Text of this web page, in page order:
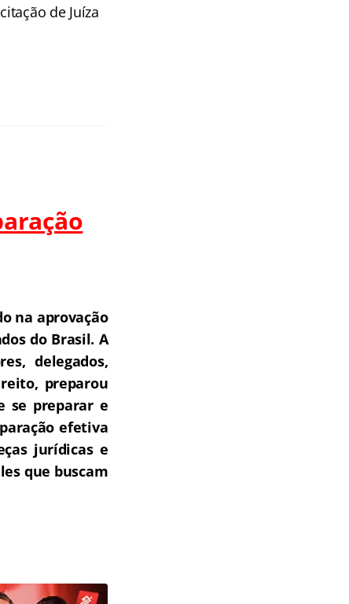
de Juíza
na aprovação
do Brasil. A
delegados,
preparou
se preparar e
efetiva
jurídicas e
que buscam